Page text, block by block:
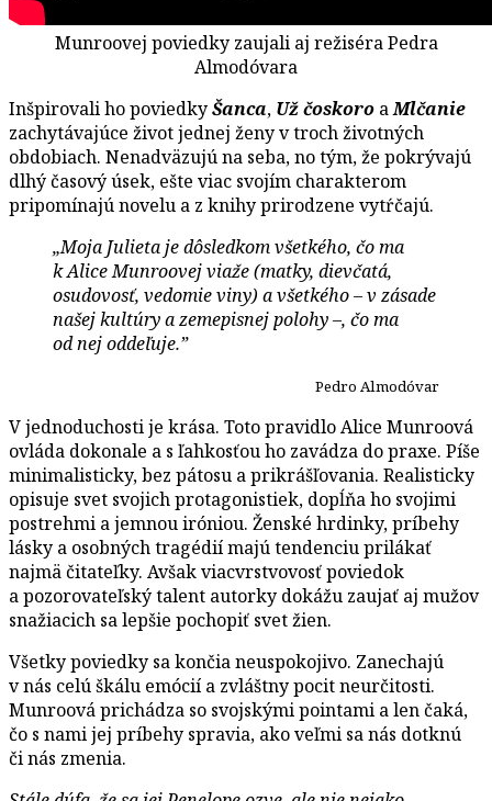
Munroovej poviedky zaujali aj režiséra Pedra
Almodóvara
Inšpirovali ho poviedkyŠanca, Už čoskoro aMlčanie
zachytávajúce život jednej ženy v troch životných
obdobiach. Nenadväzujú na seba, no tým, že pokrývajú
dlhý časový úsek, ešte viac svojím charakterom
pripomínajú novelu a z knihy prirodzene vytŕčajú.
„Moja Julieta je dôsledkom všetkého, čo ma
k Alice Munroovej viaže (matky, dievčatá,
osudovosť, vedomie viny) a všetkého – v zásade
našej kultúry a zemepisnej polohy –, čo ma
od nej oddeľuje.”
Pedro Almodóvar
V jednoduchosti je krása. Toto pravidlo Alice Munroová
ovláda dokonale a s ľahkosťou ho zavádza do praxe. Píše
minimalisticky, bez pátosu a prikrášľovania. Realisticky
opisuje svet svojich protagonistiek, dopĺňa ho svojimi
postrehmi a jemnou iróniou. Ženské hrdinky, príbehy
lásky a osobných tragédií majú tendenciu prilákať
najmä čitateľky. Avšak viacvrstvovosť poviedok
a pozorovateľský talent autorky dokážu zaujať aj mužov
snažiacich sa lepšie pochopiť svet žien.
Všetky poviedky sa končia neuspokojivo. Zanechajú
v nás celú škálu emócií a zvláštny pocit neurčitosti.
Munroová prichádza so svojskými pointami a len čaká,
čo s nami jej príbehy spravia, ako veľmi sa nás dotknú
či nás zmenia.